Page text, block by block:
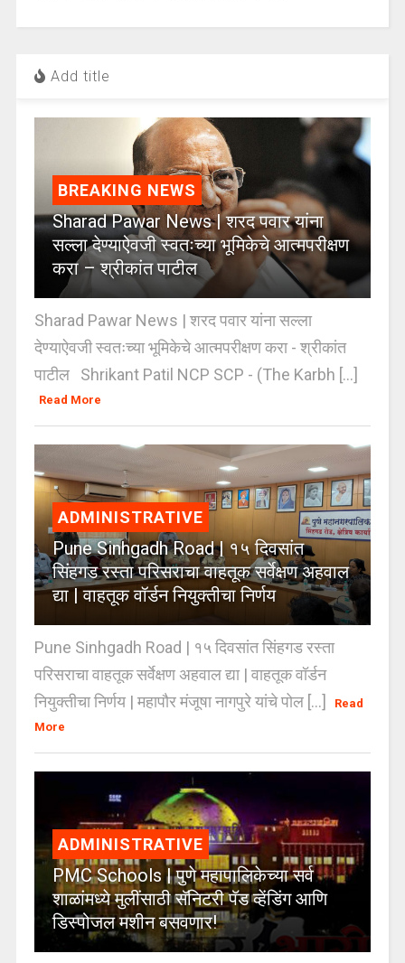
Add title
BREAKING NEWS
Sharad Pawar News | शरद पवार यांना
सल्ला देण्याऐवजी स्वतःच्या भूमिकेचे आत्मपरीक्षण
करा – श्रीकांत पाटील
Sharad Pawar News | शरद पवार यांना सल्ला
देण्याऐवजी स्वतःच्या भूमिकेचे आत्मपरीक्षण करा - श्रीकांत
पाटील Shrikant Patil NCP SCP - (The Karbh [...]
Read More
ADMINISTRATIVE
Pune Sinhgadh Road | १५ दिवसांत
सिंहगड रस्ता परिसराचा वाहतूक सर्वेक्षण अहवाल
द्या | वाहतूक वॉर्डन नियुक्तीचा निर्णय
Pune Sinhgadh Road | १५ दिवसांत सिंहगड रस्ता
परिसराचा वाहतूक सर्वेक्षण अहवाल द्या | वाहतूक वॉर्डन
नियुक्तीचा निर्णय | महापौर मंजूषा नागपुरे यांचे पोल [...]
Read
More
ADMINISTRATIVE
PMC Schools | पुणे महापालिकेच्या सर्व
शाळांमध्ये मुलींसाठी सॅनिटरी पॅड व्हेंडिंग आणि
डिस्पोजल मशीन बसवणार!